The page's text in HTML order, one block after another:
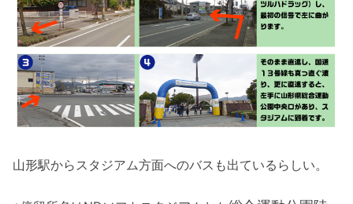
山形駅からスタジアム方面へのバスも出ているらしい。